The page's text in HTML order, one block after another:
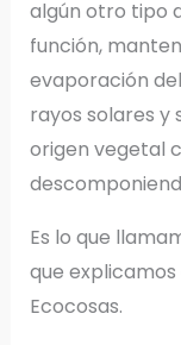
algún otro tipo
función,
evaporación
rayos solares y
origen vegetal
Es lo que
que
Ecocosas.